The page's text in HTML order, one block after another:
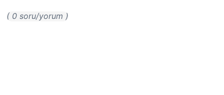
( 0 soru/yorum )